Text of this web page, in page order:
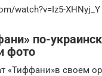
watch?v=Iz5-XHNyj_Y
по-
фото
«Тиффани»в своем